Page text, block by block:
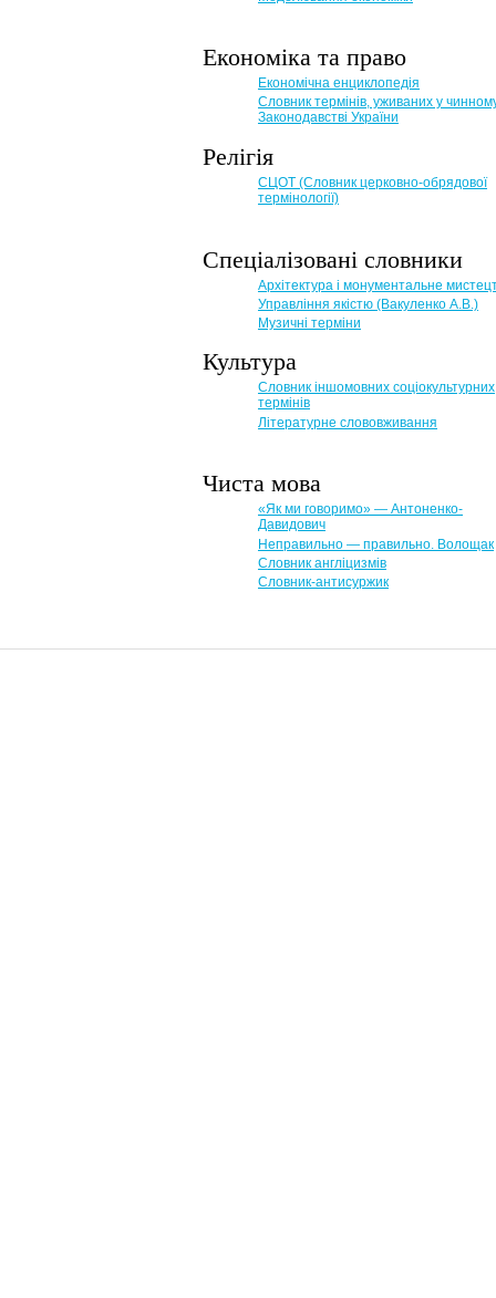
Економіка та право
Eкономічна енциклопедія
Словник термінів, уживаних у
Законодавстві України
Релігія
СЦОТ (Словник церковно-обрядової
термінології)
Спеціалізовані словники
Архітектура і монументальне
Управління якістю (Вакуленко А.В.)
Музичні терміни
Культура
Словник іншомовних соціокультурних
термінів
Літературне слововживання
Чиста мова
«Як ми говоримо» — Антоненко-
Давидович
Неправильно — правильно. Волощак
Словник англіцизмів
Словник-антисуржик